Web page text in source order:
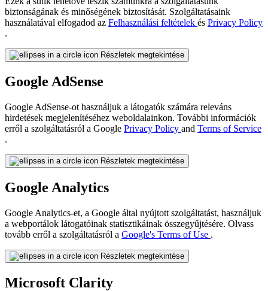
biztonságának és minőségének biztosítását. Szolgáltatásaink
használatával elfogadod az Felhasználási feltételek és Privacy Policy
.
Részletek megtekintése
Google AdSense
Google AdSense-ot használjuk a látogatók számára releváns
hirdetések megjelenítéséhez weboldalainkon. További információk
erről a szolgáltatásról a Google Privacy Policy and Terms of Service
.
Részletek megtekintése
Google Analytics
Google Analytics-et, a Google által nyújtott szolgáltatást, használjuk
a webportálok látogatóinak statisztikáinak összegyűjtésére. Olvass
tovább erről a szolgáltatásról a Google's Terms of Use .
Részletek megtekintése
Microsoft Clarity